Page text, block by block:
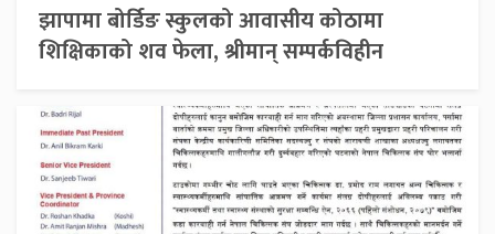
झापामा बोर्डिङ स्कुलको आवासीय कोठामा
शिक्षिकाको शव फेला, श्रीमान् सम्पर्कविहीन